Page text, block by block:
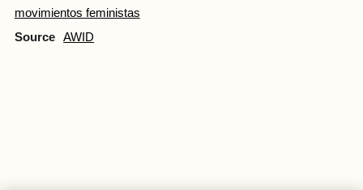
movimientos feministas
Source
AWID